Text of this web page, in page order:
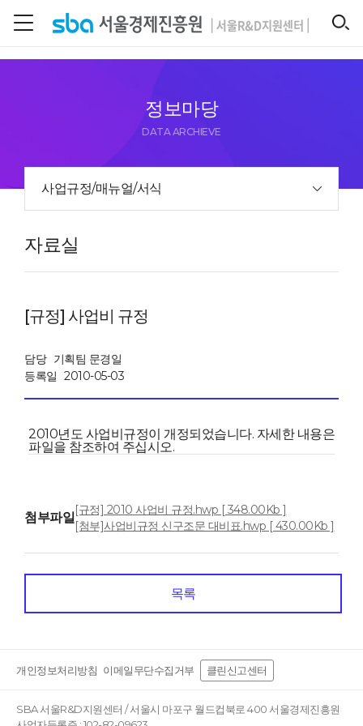
정보마당
DATA ARCHIEVE
사업규정/매뉴얼/서식
자료실
[규정] 사업비 규정
담당 기획팀 문경일
등록일 2010-05-03
2010년도 사업비규정이 개정되었습니다. 자세한 내용은
파일을 참조하여 주십시오.
첨부파일[규정] 2010 사업비 규정.hwp [ 348.00Kb ]
[첨부]사업비규정 신구조문 대비표.hwp [ 430.00Kb ]
목록
개인정보처리방침 이메일무단수집거부 클린신고센터
SBA 서울R&D지원센터 / 서울시 마포구 월드컵북로 400 서울경제진흥원